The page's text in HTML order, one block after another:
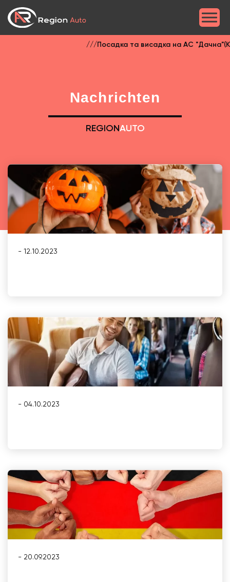
///Посадка та висадка на АС
Nachrichten
REGIONAUTO
- 12.10.2023
- 04.10.2023
- 20.09.2023